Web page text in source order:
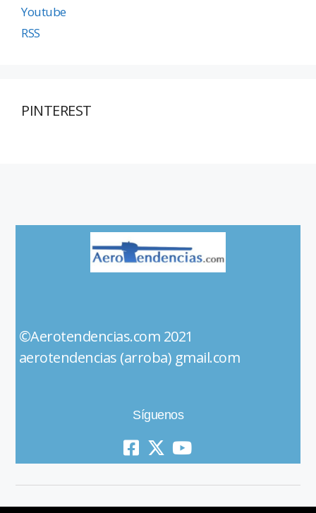
Youtube
RSS
PINTEREST
©Aerotendencias.com 2021
aerotendencias (arroba) gmail.com
Síguenos